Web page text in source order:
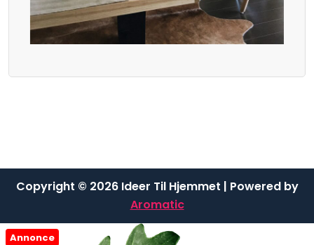
Copyright © 2026 Ideer Til Hjemmet | Powered by
Aromatic
Annonce